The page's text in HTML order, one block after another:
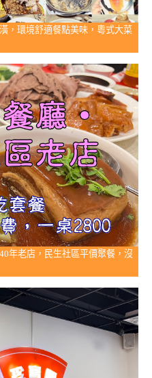
，環境舒適餐點美味，粵式大菜
年老店，民生社區平價聚餐，沒